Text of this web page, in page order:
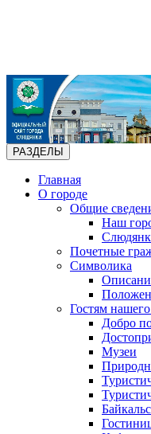
РАЗДЕЛЫ
Главная
О городе
Общие
Наш
Почетные
Символика
Гостям
Добро
Музеи